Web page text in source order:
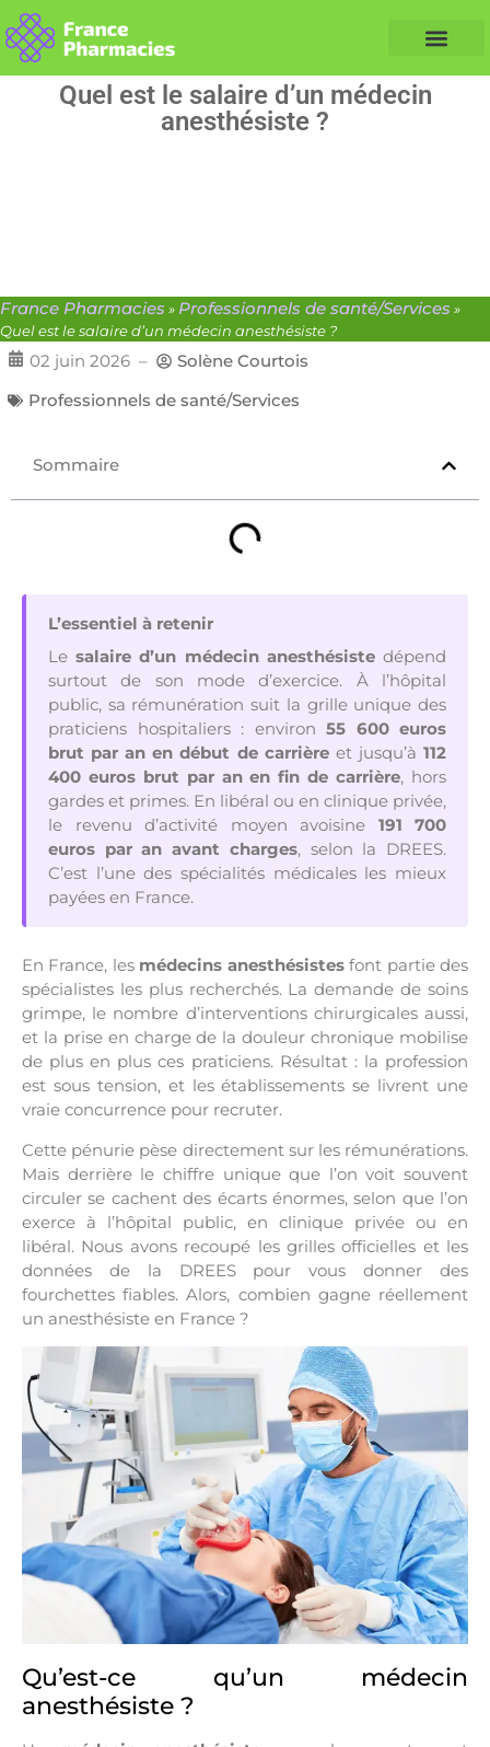
Quel est le salaire d’un médecin
anesthésiste ?
France Pharmacies »Professionnels de santé/Services »
Quel est le salaire d’un médecin anesthésiste ?
02 juin 2026 –
Solène Courtois
Professionnels de santé/Services
Sommaire
L’essentiel à retenir
Lesalaire d’un médecin anesthésistedépend
surtout de son mode d’exercice. À l’hôpital
public, sa rémunération suit la grille unique des
praticiens hospitaliers : environ 55 600 euros
brut par an en début de carrièreet jusqu’à112
400 euros brut par an en fin de carrière, hors
gardes et primes. En libéral ou en clinique privée,
le revenu d’activité moyen avoisine 191 700
euros par an avant charges, selon la DREES.
C’est l’une des spécialités médicales les mieux
payées en France.
En France, les médecins anesthésistesfont partie des
spécialistes les plus recherchés. La demande de soins
grimpe, le nombre d’interventions chirurgicales aussi,
et la prise en charge de la douleur chronique mobilise
de plus en plus ces praticiens. Résultat : la profession
est sous tension, et les établissements se livrent une
vraie concurrence pour recruter.
Cette pénurie pèse directement sur les rémunérations.
Mais derrière le chiffre unique que l’on voit souvent
circuler se cachent des écarts énormes, selon que l’on
exerce à l’hôpital public, en clinique privée ou en
libéral. Nous avons recoupé les grilles officielles et les
données de la DREES pour vous donner des
fourchettes fiables. Alors, combien gagne réellement
un anesthésiste en France ?
Qu’est-ce qu’un médecin
anesthésiste ?